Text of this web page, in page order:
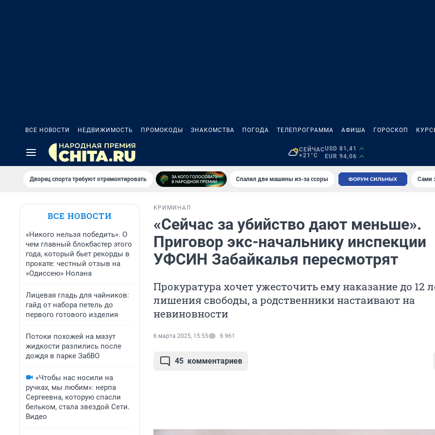
ВСЕ НОВОСТИ НЕДВИЖИМОСТЬ ПРОМОКОДЫ ЗНАКОМСТВА ПОГОДА ТЕЛЕПРОГРАММА АФИША ГОРОСКОП
СЕЙЧАС
+21°C
USD 81,41
EUR 94,06
Дворец спорта требуют отремонтировать Спалил две машины из-за ссоры Сами
ВСЕ НОВОСТИ
«Никого нельзя победить». О
чем главный блокбастер этого
года, который бьет рекорды в
прокате: честный отзыв на
«Одиссею» Нолана
Лицевая гладь для чайников:
гайд от набора петель до
первого готового изделия
Потоки похожей на мазут
жидкости разлились после
дождя в парке ЗабВО
«Чтобы нас носили на
ручках, мы любим»: нерпа
Сергеевна, которую спасли
бельком, стала звездой Сети.
Видео
КРИМИНАЛ
«Сейчас за убийство дают меньше».
Приговор экс-начальнику инспекции
УФСИН Забайкалья пересмотрят
Прокуратура хочет ужесточить ему наказание до 12
лишения свободы, а родственники настаивают на
невиновности
6 марта 2025, 15:55 6 961
45 комментариев